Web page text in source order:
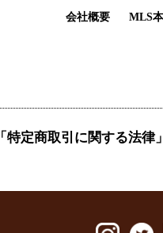
会社概要 MLS
「特定商取引に関する法